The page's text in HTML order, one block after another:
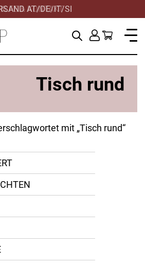
& KONTAKT
AT/DE/IT/SI
Tisch rund
mit „Tisch rund“
ANWENDEN